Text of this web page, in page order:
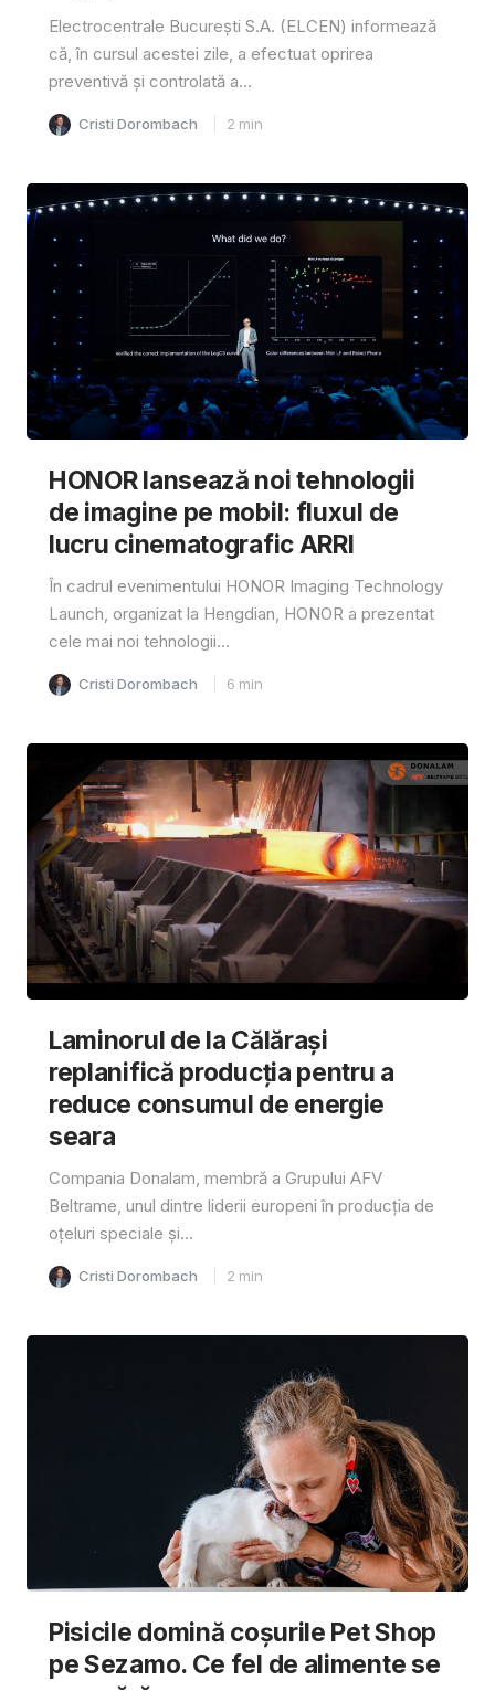
Electrocentrale București S.A. (ELCEN) informează
că, în cursul acestei zile, a efectuat oprirea
preventivă și controlată a...
Cristi Dorombach 2 min
HONOR lansează noi tehnologii
de imagine pe mobil: fluxul de
lucru cinematografic ARRI
În cadrul evenimentului HONOR Imaging Technology
Launch, organizat la Hengdian, HONOR a prezentat
cele mai noi tehnologii...
Cristi Dorombach 6 min
Laminorul de la Călărași
replanifică producția pentru a
reduce consumul de energie
seara
Compania Donalam, membră a Grupului AFV
Beltrame, unul dintre liderii europeni în producția de
oțeluri speciale și...
Cristi Dorombach 2 min
Pisicile domină coșurile Pet Shop
pe Sezamo. Ce fel de alimente se